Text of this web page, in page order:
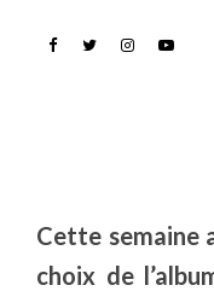
Cette semaine
choix de